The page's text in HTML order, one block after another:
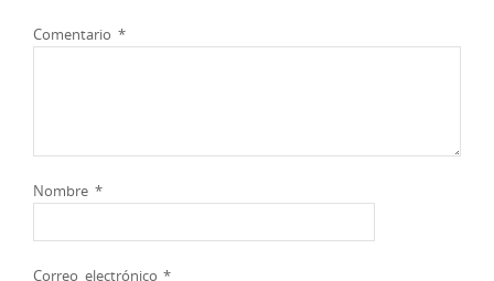
Comentario *
Nombre *
Correo electrónico*